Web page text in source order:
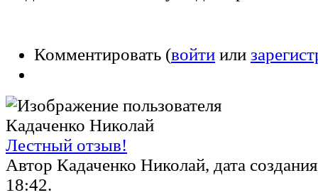
Комментировать (войти или
Лестный отзыв!
Автор Кадаченко Николай, дата
18:42.